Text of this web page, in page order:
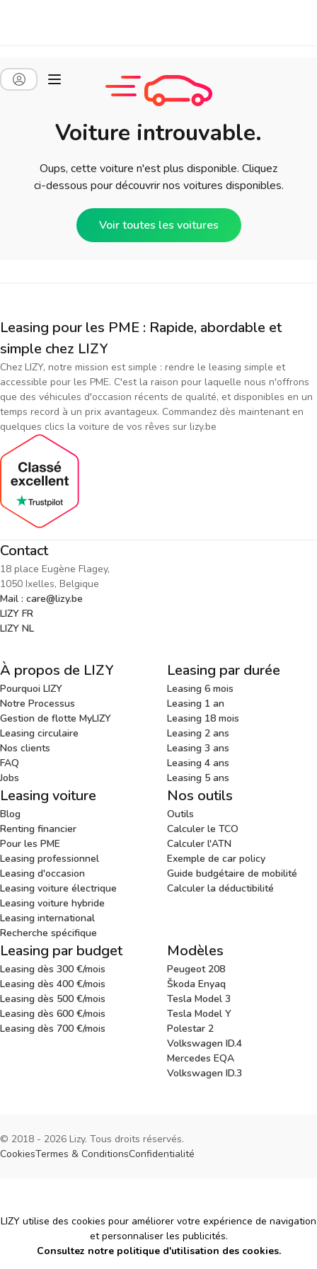
Voiture introuvable.
Oups, cette voiture n'est plus disponible. Cliquez
ci-dessous pour découvrir nos voitures disponibles.
Voir toutes les voitures
Leasing pour les PME : Rapide, abordable et
simple chez LIZY
Chez LIZY, notre mission est simple : rendre le leasing simple et
accessible pour les PME. C'est la raison pour laquelle nous n'offrons
que des véhicules d'occasion récents de qualité, et disponibles en un
temps record à un prix avantageux. Commandez dès maintenant en
quelques clics la voiture de vos rêves sur lizy.be
Contact
18 place Eugène Flagey,
1050 Ixelles, Belgique
Mail : care@lizy.be
LIZY FR
LIZY NL
À propos de LIZY
Pourquoi LIZY
Notre Processus
Gestion de flotte MyLIZY
Leasing circulaire
Nos clients
FAQ
Jobs
Leasing par durée
Leasing 6 mois
Leasing 1 an
Leasing 18 mois
Leasing 2 ans
Leasing 3 ans
Leasing 4 ans
Leasing 5 ans
Leasing voiture
Blog
Renting financier
Pour les PME
Leasing professionnel
Leasing d'occasion
Leasing voiture électrique
Leasing voiture hybride
Leasing international
Recherche spécifique
Nos outils
Outils
Calculer le TCO
Calculer l'ATN
Exemple de car policy
Guide budgétaire de mobilité
Calculer la déductibilité
Leasing par budget
Leasing dès 300 €/mois
Leasing dès 400 €/mois
Leasing dès 500 €/mois
Leasing dès 600 €/mois
Leasing dès 700 €/mois
Modèles
Peugeot 208
Škoda Enyaq
Tesla Model 3
Tesla Model Y
Polestar 2
Volkswagen ID.4
Mercedes EQA
Volkswagen ID.3
© 2018 - 2026 Lizy. Tous droits réservés.
CookiesTermes & ConditionsConfidentialité
Cookies
LIZY utilise des cookies pour améliorer votre expérience de navigation
et personnaliser les publicités.
Consultez notre politique d'utilisation des cookies.